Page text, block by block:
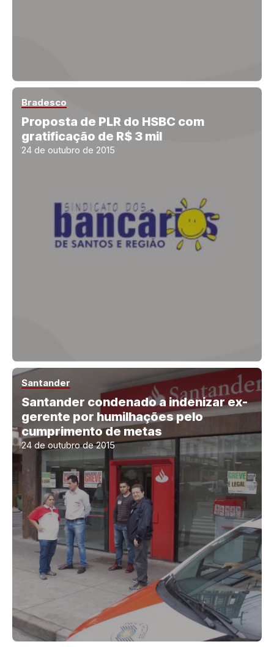
Bradesco
Proposta de PLR do HSBC com
gratificação de R$ 3 mil
24 de outubro de 2015
Santander
Santander condenado a indenizar ex-
gerente por humilhações pelo
cumprimento de metas
24 de outubro de 2015